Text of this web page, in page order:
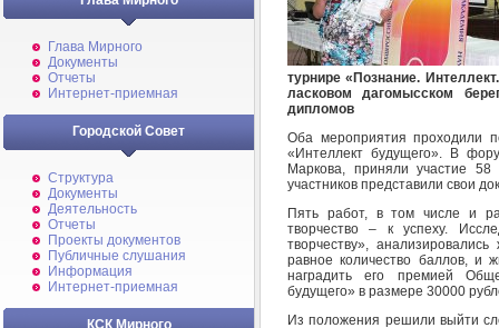
Глава Мирного
Документы
Отчеты
Интернет-приемная
Городской Совет
Структура
Документы
Деятельность
Отчеты
Проекты документов
Публичные слушания
Информация
Интернет-приемная
КСК Мирного
турнире «Познание.
ласковом дагомысском
дипломов
Оба мероприятия проходили
«Интеллект будущего». В
Маркова, приняли участие 58
участников представили свои
Пять работ, в том числе и
творчество – к успеху.
творчеству»,
равное количество баллов, и
наградить его премией
будущего» в размере 30000
Из положения решили выйти